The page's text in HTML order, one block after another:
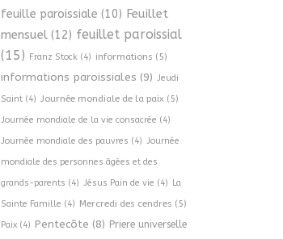
feuille paroissiale (10) Feuillet
mensuel(12) feuillet paroissial
(15) Franz Stock(4) informations (5)
informations paroissiales (9) Jeudi
Saint(4) Journée mondiale de la paix(5)
Journée mondiale de la vie consacrée (4)
Journée mondiale des pauvres (4) Journée
mondiale des personnes âgées et des
grands-parents (4) Jésus Pain de vie (4) La
Sainte Famille (4) Mercredi des cendres (5)
Paix(4) Pentecôte (8) Priere universelle